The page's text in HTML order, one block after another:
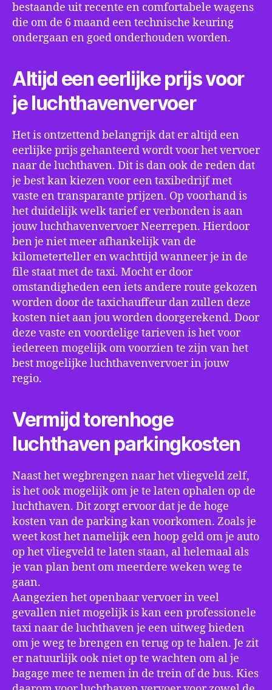
bestaande uit recente en comfortabele wagens
die om de 6 maand een technische keuring
ondergaan en goed onderhouden worden.
Altijd een eerlijke prijs voor
je luchthavenvervoer
Het is ontzettend belangrijk dat er altijd een
eerlijke prijs gehanteerd wordt voor het vervoer
naar de luchthaven. Dit is dan ook de reden dat
je best kan kiezen voor een taxibedrijf met
vaste en transparante prijzen. Op voorhand is
het duidelijk welk tarief er verbonden is aan
jouw luchthavenvervoer Neerrepen. Hierdoor
ben je niet meer afhankelijk van de
kilometerteller en wachttijd wanneer je in de
file staat met de taxi. Mocht er door
omstandigheden een iets andere route gekozen
worden door de taxichauffeur dan zullen deze
kosten niet aan jou worden doorgerekend. Door
deze vaste en voordelige tarieven is het voor
iedereen mogelijk om voorzien te zijn van het
best mogelijke luchthavenvervoer in jouw
regio.
Vermijd torenhoge
luchthaven parkingkosten
Naast het wegbrengen naar het vliegveld zelf,
is het ook mogelijk om je te laten ophalen op de
luchthaven. Dit zorgt ervoor dat je de hoge
kosten van de parking kan voorkomen. Zoals je
weet kost het namelijk een hoop geld om je auto
op het vliegveld te laten staan, al helemaal als
je van plan bent om meerdere weken weg te
gaan.
Aangezien het openbaar vervoer in veel
gevallen niet mogelijk is kan een professionele
taxi naar de luchthaven je een uitweg bieden
om je weg te brengen en terug op te halen. Je zit
er natuurlijk ook niet op te wachten om al je
bagage mee te nemen in de trein of de bus. Kies